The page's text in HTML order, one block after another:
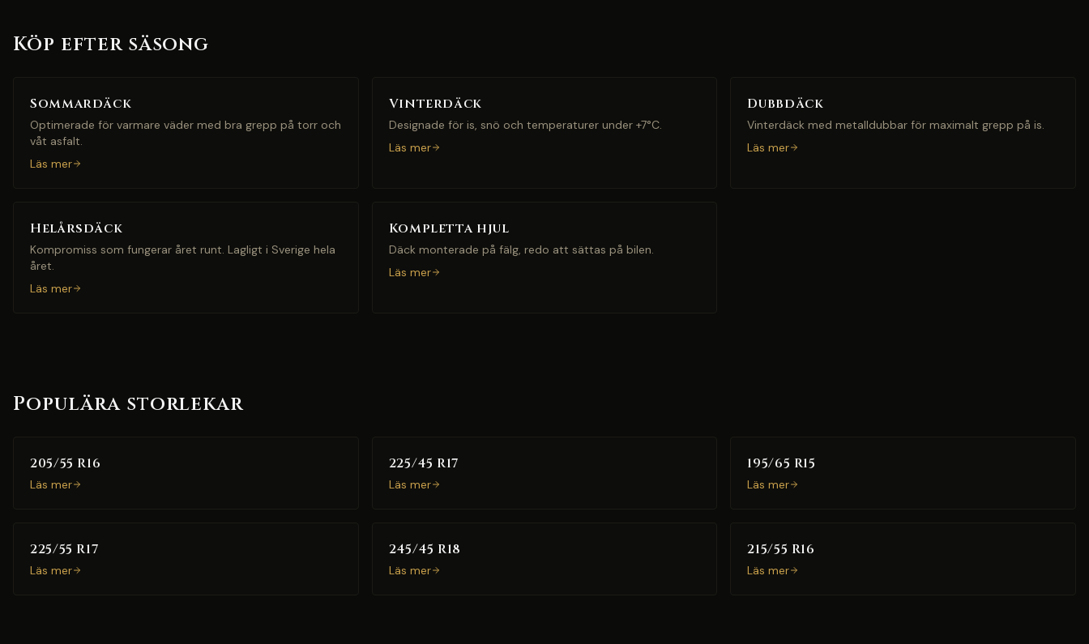
Köp efter säsong
Sommardäck
Optimerade för varmare väder med bra grepp på torr och
våt asfalt.
Läs mer
Vinterdäck
Designade för is, snö och temperaturer under +7°C.
Läs mer
Dubbdäck
Vinterdäck med metalldubbar för maximalt grepp på is.
Läs mer
Helårsdäck
Kompromiss som fungerar året runt. Lagligt i Sverige hela
året.
Läs mer
Kompletta hjul
Däck monterade på fälg, redo att sättas på bilen.
Läs mer
Populära storlekar
205/55 R16
Läs mer
225/45 R17
Läs mer
195/65 R15
Läs mer
225/55 R17
Läs mer
245/45 R18
Läs mer
215/55 R16
Läs mer